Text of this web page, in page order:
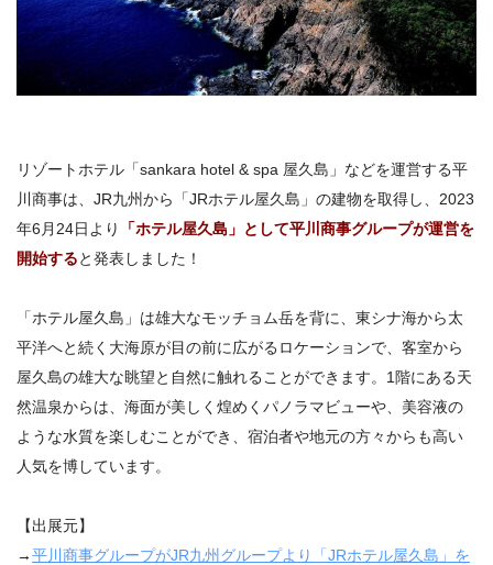
リゾートホテル「sankara hotel & spa 屋久島」などを運営する平
川商事は、JR九州から「JRホテル屋久島」の建物を取得し、2023
年6月24日より
「ホテル屋久島」として平川商事グループが運営を
開始すると発表しました！
「ホテル屋久島」は雄大なモッチョム岳を背に、東シナ海から太
平洋へと続く大海原が目の前に広がるロケーションで、客室から
屋久島の雄大な眺望と自然に触れることができます。1階にある天
然温泉からは、海面が美しく煌めくパノラマビューや、美容液の
ような水質を楽しむことができ、宿泊者や地元の方々からも高い
人気を博しています。
【出展元】
→平川商事グループがJR九州グループより「JRホテル屋久島」を